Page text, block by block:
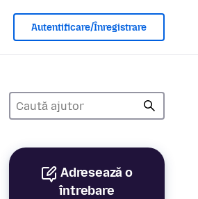
Autentificare/Înregistrare
Adresează o
întrebare